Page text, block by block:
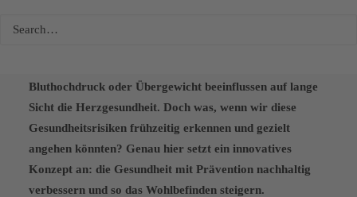
Bluthochdruck oder Übergewicht beeinflussen auf lange
Sicht die Herzgesundheit. Doch was, wenn wir diese
Gesundheitsrisiken frühzeitig erkennen und gezielt
angehen könnten? Genau hier setzt ein innovatives
Konzept an: die Gesundheit mit Prävention nachhaltig
verbessern und so das Wohlbefinden steigern.